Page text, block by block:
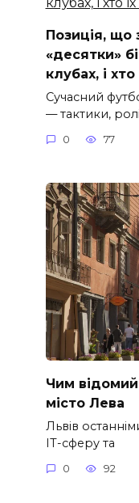
Позиція, що
«десятки»
клубах, і хто
Сучасний
— тактики, ролі
0 77
Чим відомий
місто Лева
Львів
ІТ-сферу та
0 92